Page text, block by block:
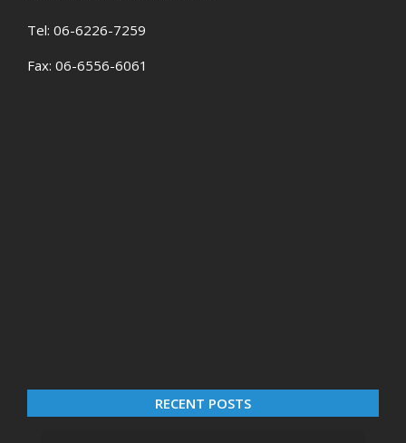
Tel: 06-6226-7259
Fax: 06-6556-6061
RECENT POSTS